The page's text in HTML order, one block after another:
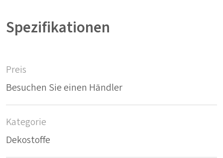
Spezifikationen
Preis
Besuchen Sie einen Händler
Kategorie
Dekostoffe